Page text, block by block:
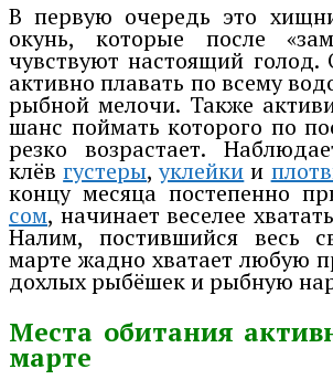
В первую очередь это
окунь, которые после
чувствуют настоящий
активно плавать по всему
рыбной мелочи. Также
шанс поймать которого по
резко возрастает.
клёвгустеры,уклейки и
концу месяца постепенно
сом, начинает веселее
Налим, постившийся весь
марте жадно хватает любую
дохлых рыбёшек и рыбную
Места обитания
марте